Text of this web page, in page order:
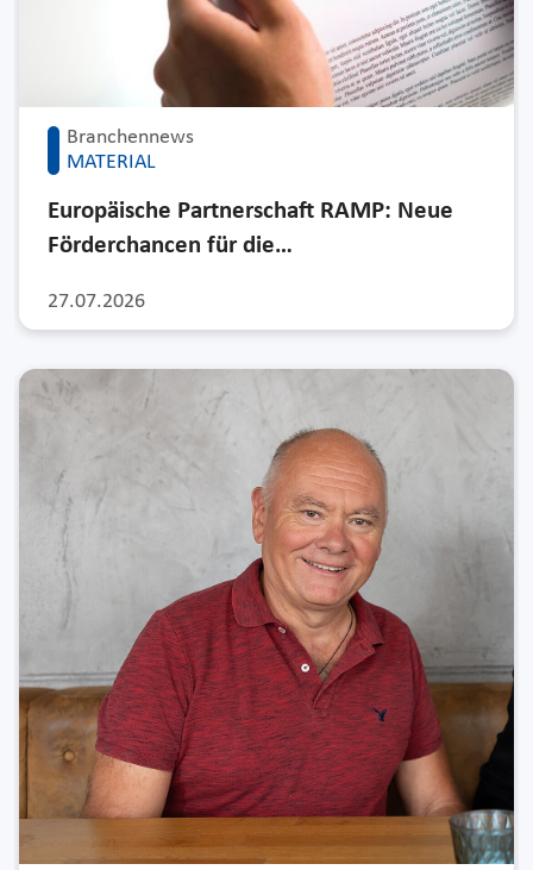
Branchennews
MATERIAL
27.07.2026
Europäische Partnerschaft RAMP: Neue
Förderchancen für die…